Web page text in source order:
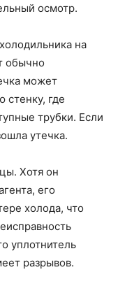
осмотр.
на
обычно
может
стенку, где
трубки. Если
утечка.
Хотя он
его
холода, что
уплотнитель
разрывов.